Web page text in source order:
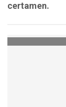
certamen.